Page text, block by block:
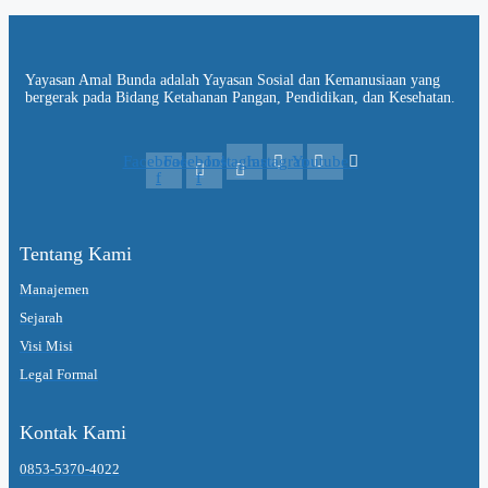
Yayasan Amal Bunda adalah Yayasan Sosial dan Kemanusiaan yang
bergerak pada Bidang Ketahanan Pangan, Pendidikan, dan Kesehatan.
Facebook-
f
Facebook-
f
InstagramInstagramYoutube
Tentang Kami
Manajemen
Sejarah
Visi Misi
Legal Formal
Kontak Kami
0853-5370-4022